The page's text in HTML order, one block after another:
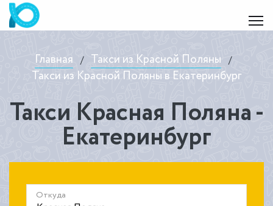
Главная / Такси из Красной Поляны /
Такси из Красной Поляны в Екатеринбург
Такси Красная Поляна -
Екатеринбург
Откуда